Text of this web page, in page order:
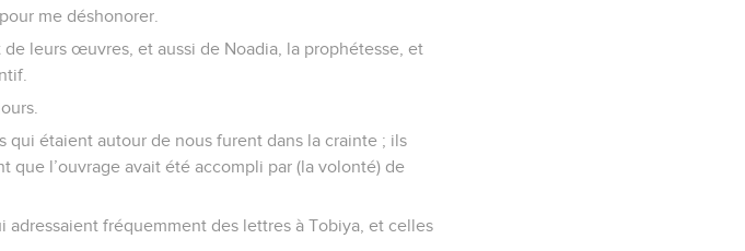
me déshonorer.
leurs œuvres, et aussi de Noadia, la prophétesse, et
qui étaient autour de nous furent dans la crainte ; ils
que l’ouvrage avait été accompli par (la volonté) de
adressaient fréquemment des lettres à Tobiya, et celles